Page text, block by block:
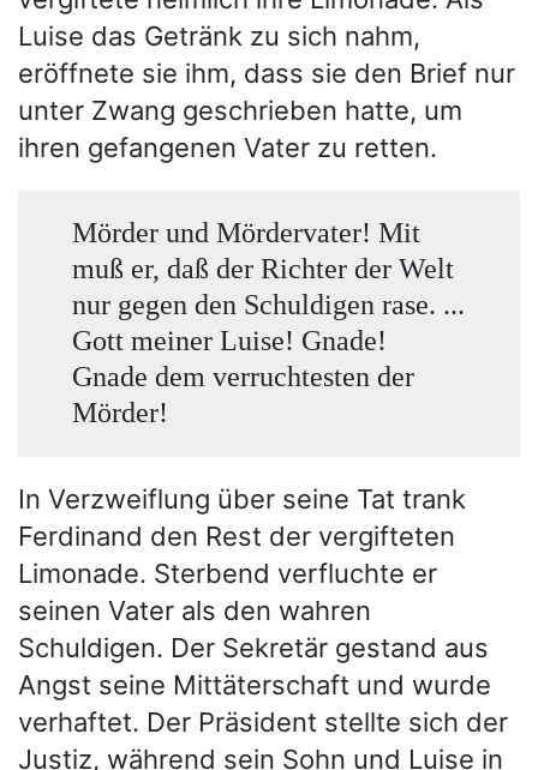
Luise das Getränk zu sich nahm,
eröffnete sie ihm, dass sie den Brief nur
unter Zwang geschrieben hatte, um
ihren gefangenen Vater zu retten.
Mörder und Mördervater! Mit
muß er, daß der Richter der Welt
nur gegen den Schuldigen rase. ...
Gott meiner Luise! Gnade!
Gnade dem verruchtesten der
Mörder!
In Verzweiflung über seine Tat trank
Ferdinand den Rest der vergifteten
Limonade. Sterbend verfluchte er
seinen Vater als den wahren
Schuldigen. Der Sekretär gestand aus
Angst seine Mittäterschaft und wurde
verhaftet. Der Präsident stellte sich der
Justiz, während sein Sohn und Luise in